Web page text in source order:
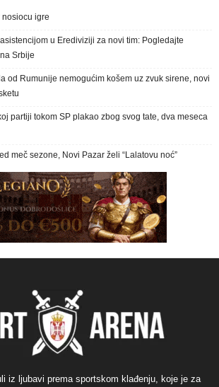
igre
u Erediviziji za novi tim: Pogledajte
Srbije
od Rumunije nemogućim košem uz zvuk sirene, novi
partiji tokom SP plakao zbog svog tate, dva meseca
meč sezone, Novi Pazar želi “Lalatovu noć”
iz ljubavi prema sportskom klađenju, koje je za